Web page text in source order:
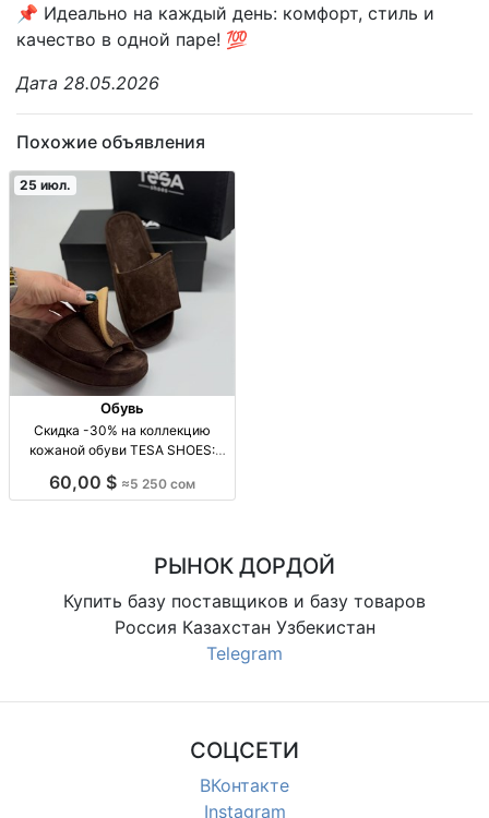
📌 Идеально на каждый день: комфорт, стиль и
качество в одной паре! 💯
Дата 28.05.2026
Похожие объявления
25 июл.
Обувь
Скидка -30% на коллекцию
кожаной обуви TESA SHOES:
размеры 37–40 Кож. обувь,
60,00 $ ≈5 250 сом
РЫНОК ДОРДОЙ
Купить базу поставщиков и базу товаров
Россия Казахстан Узбекистан
Telegram
СОЦСЕТИ
ВКонтакте
Instagram